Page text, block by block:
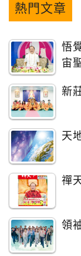
熱門文章
悟
宙
新
天
禪
領